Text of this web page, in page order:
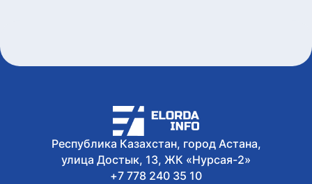
В Астане 9 августа перекроют ряд
дорог из-за фестиваля Jüregımnıñ
Jenımpazy
6 августа, 2026
В Казахстане издали книгу с
избранными высказываниями Касым-
Республика Казахстан, город Астана,
улица Достык, 13, ЖК «Нурсая-2»
+7 778 240 35 10